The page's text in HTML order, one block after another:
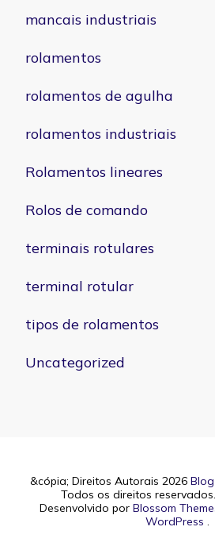
mancais industriais
rolamentos
rolamentos de agulha
rolamentos industriais
Rolamentos lineares
Rolos de comando
terminais rotulares
terminal rotular
tipos de rolamentos
Uncategorized
&cópia; Direitos Autorais 2026
Todos os direitos reservados.
Desenvolvido por Blossom
WordPress .